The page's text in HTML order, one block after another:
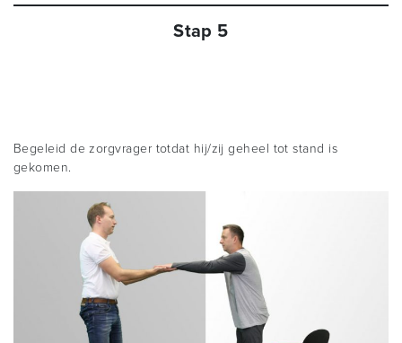
Stap 5
Begeleid de zorgvrager totdat hij/zij geheel tot stand is
gekomen.